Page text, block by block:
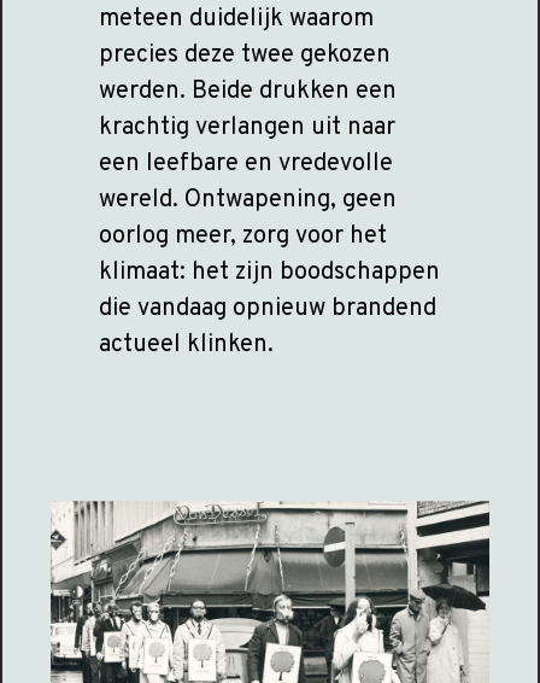
meteen duidelijk waarom
precies deze twee gekozen
werden. Beide drukken een
krachtig verlangen uit naar
een leefbare en vredevolle
wereld. Ontwapening, geen
oorlog meer, zorg voor het
klimaat: het zijn boodschappen
die vandaag opnieuw brandend
actueel klinken.